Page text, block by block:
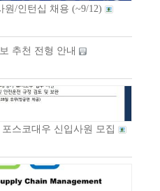
원/인턴십 채용 (~9/12)
추천 전형 안내
스코대우 신입사원 모집